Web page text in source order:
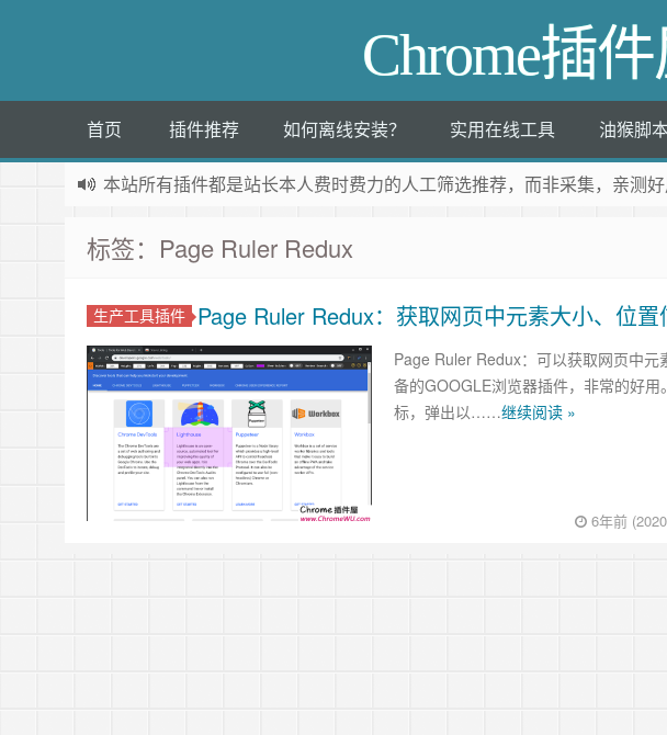
Chrome插
首页 插件推荐 如何离线安装？ 实用在线工具 油猴脚
本站所有插件都是站长本人费时费力的人工筛选推荐，而非采集，亲测
标签：Page Ruler Redux
生产工具插件 Page Ruler Redux：获取网页中元素大小、位置
Page Ruler Redux：可以获取网页中
备的GOOGLE浏览器插件，非常的好
标，弹出以……继续阅读 »
6年前